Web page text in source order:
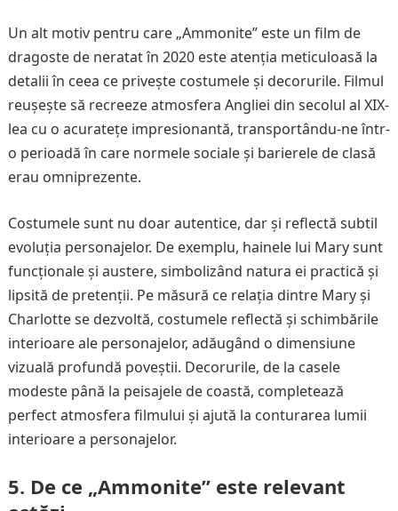
Un alt motiv pentru care „Ammonite” este un film de
dragoste de neratat în 2020 este atenția meticuloasă la
detalii în ceea ce privește costumele și decorurile. Filmul
reușește să recreeze atmosfera Angliei din secolul al XIX-
lea cu o acuratețe impresionantă, transportându-ne într-
o perioadă în care normele sociale și barierele de clasă
erau omniprezente.
Costumele sunt nu doar autentice, dar și reflectă subtil
evoluția personajelor. De exemplu, hainele lui Mary sunt
funcționale și austere, simbolizând natura ei practică și
lipsită de pretenții. Pe măsură ce relația dintre Mary și
Charlotte se dezvoltă, costumele reflectă și schimbările
interioare ale personajelor, adăugând o dimensiune
vizuală profundă poveștii. Decorurile, de la casele
modeste până la peisajele de coastă, completează
perfect atmosfera filmului și ajută la conturarea lumii
interioare a personajelor.
5. De ce „Ammonite” este relevant